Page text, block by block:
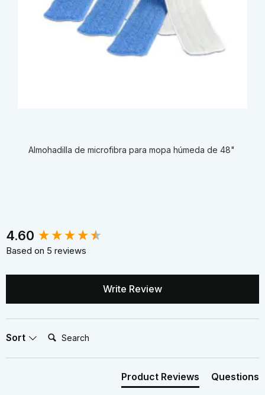
Almohadilla de microfibra para mopa húmeda de 48"
4.60
Based on 5 reviews
Write Review
Sort
Search:
Product Reviews Questions
New content loaded